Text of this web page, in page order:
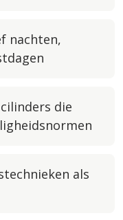
nachten,
die
als